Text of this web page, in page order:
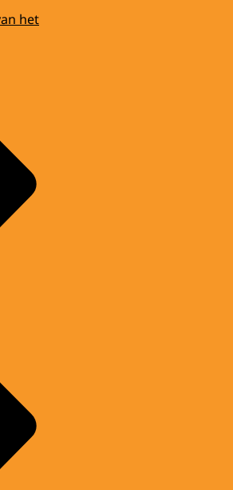
het